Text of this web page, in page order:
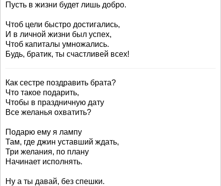
Пусть в жизни будет лишь добро.
Чтоб цели быстро достигались,
И в личной жизни был успех,
Чтоб капиталы умножались.
Будь, братик, ты счастливей всех!
Как сестре поздравить брата?
Что такое подарить,
Чтобы в праздничную дату
Все желанья охватить?
Подарю ему я лампу
Там, где джин уставший ждать,
Три желания, по плану
Начинает исполнять.
Ну а ты давай, без спешки.